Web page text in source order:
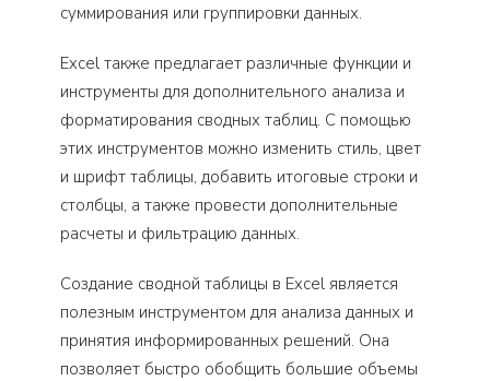
суммирования или группировки данных.
Excel также предлагает различные функции и
инструменты для дополнительного анализа и
форматирования сводных таблиц. С помощью
этих инструментов можно изменить стиль, цвет
и шрифт таблицы, добавить итоговые строки и
столбцы, а также провести дополнительные
расчеты и фильтрацию данных.
Создание сводной таблицы в Excel является
полезным инструментом для анализа данных и
принятия информированных решений. Она
позволяет быстро обобщить большие объемы